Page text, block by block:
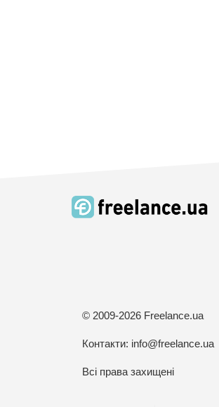
© 2009-2026 Freelance.ua
Контакти: info@freelance.ua
Всі права захищені